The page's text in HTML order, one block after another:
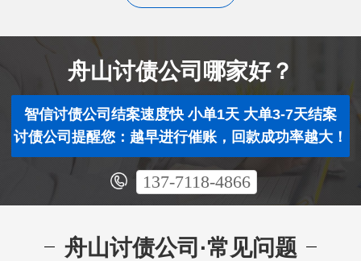
舟山讨债公司哪家好？
智信讨债公司结案速度快 小单1天 大单3-7天结案
讨债公司提醒您：越早进行催账，回款成功率越大！
137-7118-4866
舟山讨债公司·常见问题